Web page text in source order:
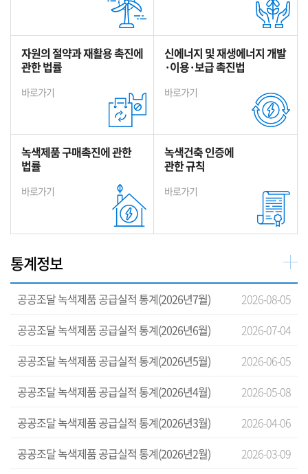
자원의 절약과 재활용 촉진에
관한 법률
바로가기
신에너지 및 재생에너지 개발
·이용·보급 촉진법
바로가기
녹색제품 구매촉진에 관한
법률
바로가기
녹색건축 인증에
관한 규칙
바로가기
통계정보
공공조달 녹색제품 공급실적 통계(2026년7월)
2026-08-05
공공조달 녹색제품 공급실적 통계(2026년6월)
2026-07-04
공공조달 녹색제품 공급실적 통계(2026년5월)
2026-06-05
공공조달 녹색제품 공급실적 통계(2026년4월)
2026-05-08
공공조달 녹색제품 공급실적 통계(2026년3월)
2026-04-06
공공조달 녹색제품 공급실적 통계(2026년2월)
2026-03-09